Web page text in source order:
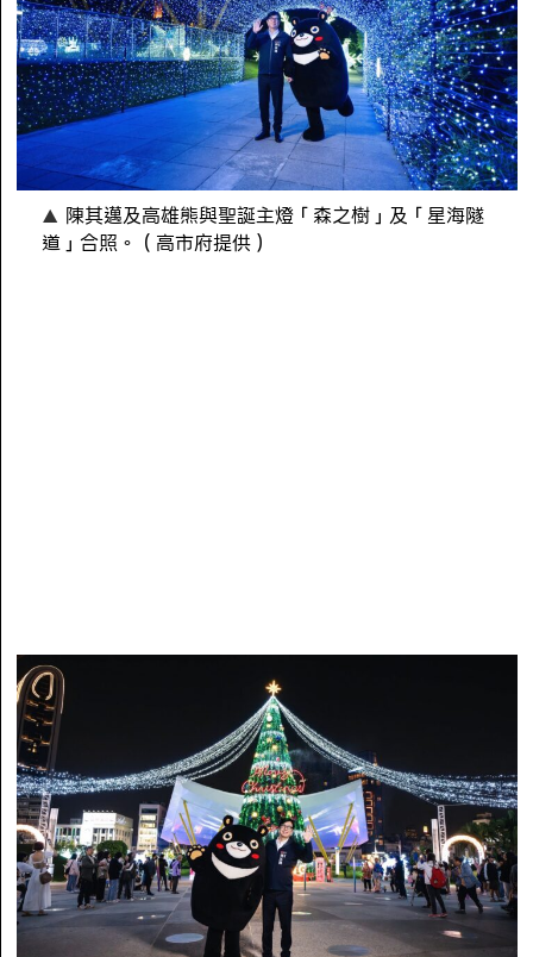
陳其邁及高雄熊與聖誕主燈「森之樹」及「星海隧
道」合照。（高市府提供）